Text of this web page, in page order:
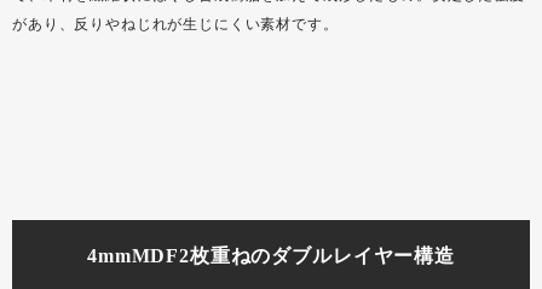
があり、反りやねじれが生じにくい素材です。
4mmMDF2枚重ねのダブルレイヤー構造